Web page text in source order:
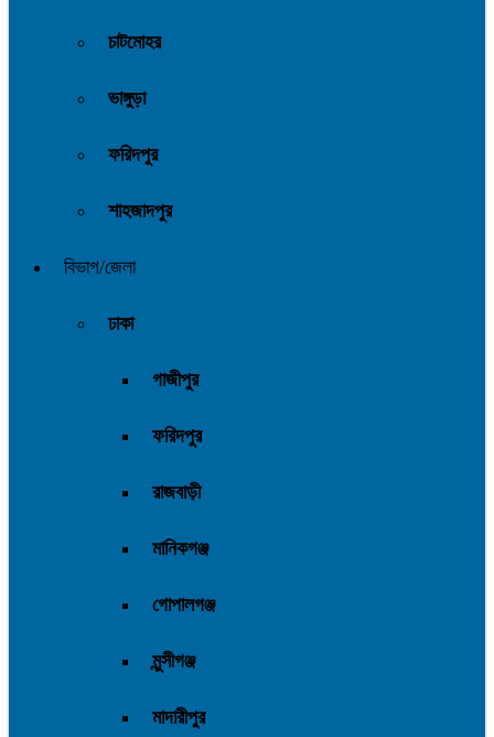
চাটমোহর
ভাঙ্গুড়া
ফরিদপুর
শাহজাদপুর
বিভাগ/জেলা
ঢাকা
গাজীপুর
ফরিদপুর
রাজবাড়ী
মানিকগঞ্জ
গোপালগঞ্জ
মুন্সীগঞ্জ
মাদারীপুর